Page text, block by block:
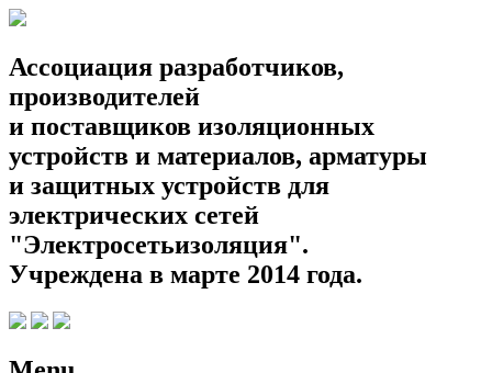
Ассоциация разработчиков,
производителей
и поставщиков изоляционных
устройств и материалов, арматуры
и защитных устройств для
электрических сетей
"Электросетьизоляция".
Учреждена в марте 2014 года.